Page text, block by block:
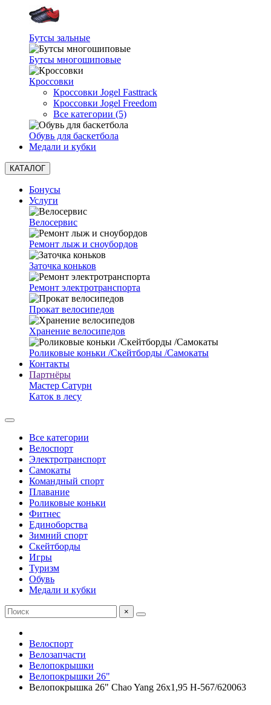
Бутсы зальные
Бутсы многошиповые
Кроссовки
Кроссовки Jogel Fasttrack
Кроссовки Jogel Freedom
Все категории (5)
Обувь для баскетбола
Медали и кубки
КАТАЛОГ
Бонусы
Услуги
Велосервис
Ремонт лыж и сноубордов
Заточка коньков
Ремонт электротранспорта
Прокат велосипедов
Хранение велосипедов
Роликовые коньки /Скейтборды /Самокаты
Контакты
Партнёры
Мастер Сатурн
Каток в лесу
Все категории
Велоспорт
Электротранспорт
Самокаты
Командный спорт
Плавание
Роликовые коньки
Фитнес
Единоборства
Зимний спорт
Скейтборды
Игры
Туризм
Обувь
Медали и кубки
×
Велоспорт
Велозапчасти
Велопокрышки
Велопокрышки 26"
Велопокрышка 26" Chao Yang 26х1,95 Н-567/620063